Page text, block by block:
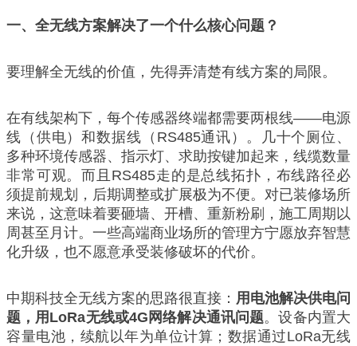
一、全无线方案解决了一个什么核心问题？
要理解全无线的价值，先得弄清楚有线方案的局限。
在有线架构下，每个传感器终端都需要两根线——电源
线（供电）和数据线（RS485通讯）。几十个厕位、
多种环境传感器、指示灯、求助按键加起来，线缆数量
非常可观。而且RS485走的是总线拓扑，布线路径必
须提前规划，后期调整或扩展极为不便。对已装修场所
来说，这意味着要砸墙、开槽、重新粉刷，施工周期以
周甚至月计。一些高端商业场所的管理方宁愿放弃智慧
化升级，也不愿意承受装修破坏的代价。
中期科技全无线方案的思路很直接： 用电池解决供电问
题，用LoRa无线或4G网络解决通讯问题。设备内置大
容量电池，续航以年为单位计算；数据通过LoRa无线